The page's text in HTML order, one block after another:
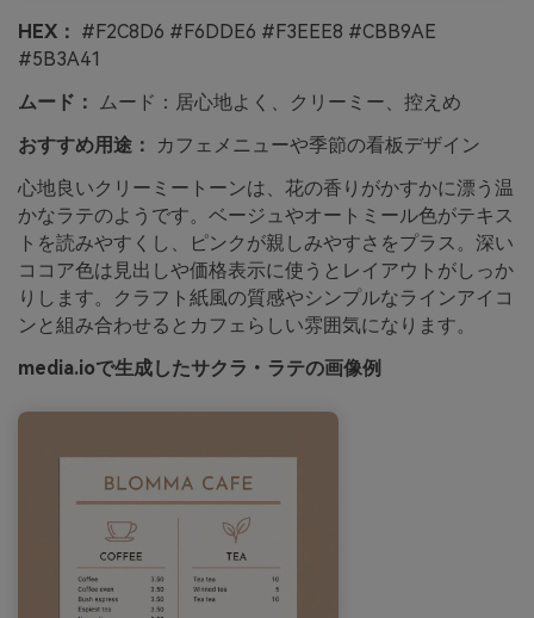
HEX： #F2C8D6 #F6DDE6 #F3EEE8 #CBB9AE
#5B3A41
ムード： ムード：居心地よく、クリーミー、控えめ
おすすめ用途：
カフェメニューや季節の看板デザイン
心地良いクリーミートーンは、花の香りがかすかに漂う温
かなラテのようです。ベージュやオートミール色がテキス
トを読みやすくし、ピンクが親しみやすさをプラス。深い
ココア色は見出しや価格表示に使うとレイアウトがしっか
りします。クラフト紙風の質感やシンプルなラインアイコ
ンと組み合わせるとカフェらしい雰囲気になります。
media.ioで生成したサクラ・ラテの画像例